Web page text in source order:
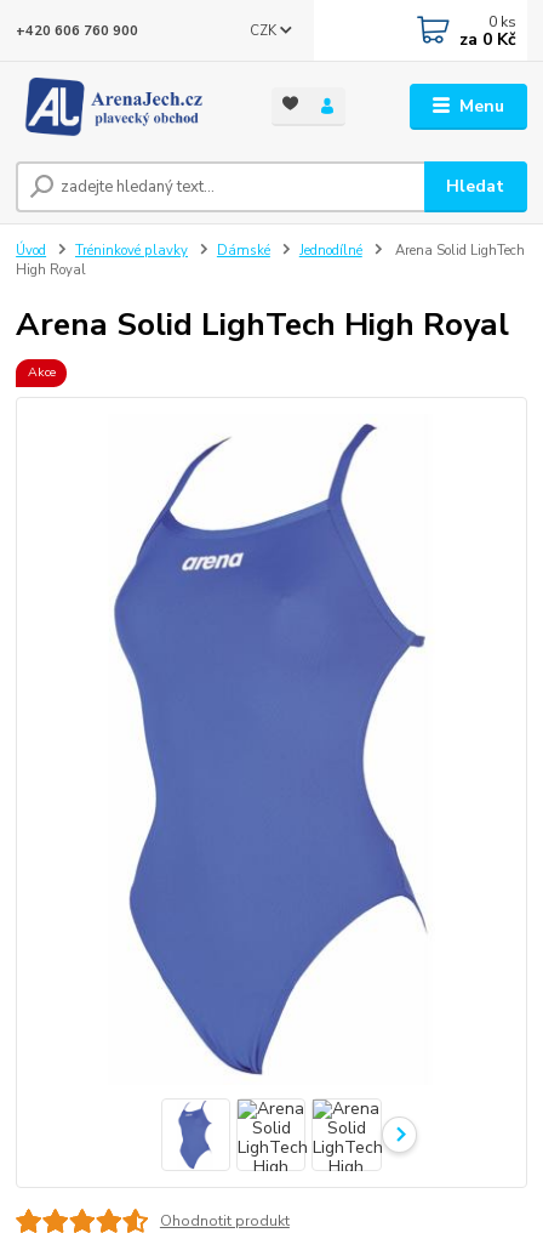
Menu
CZK
Hledat
+420 606 760 900 0 ks
za 0 Kč
Úvod Tréninkové plavky Dámské Jednodílné
Arena Solid LighTech
High Royal
Arena Solid LighTech High Royal
Akce
Ohodnotit produkt